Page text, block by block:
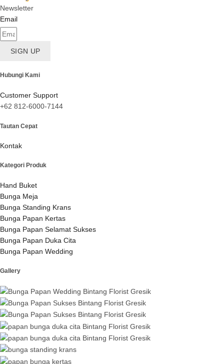
Newsletter
Email
SIGN UP
Hubungi Kami
Customer Support
+62 812-6000-7144
Tautan Cepat
Kontak
Kategori Produk
Hand Buket
Bunga Meja
Bunga Standing Krans
Bunga Papan Kertas
Bunga Papan Selamat Sukses
Bunga Papan Duka Cita
Bunga Papan Wedding
Gallery